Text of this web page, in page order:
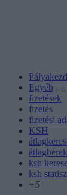
Egyéb
fizetések
fizetés
fizetési
KSH
átlagbérek
ksh
ksh
+5